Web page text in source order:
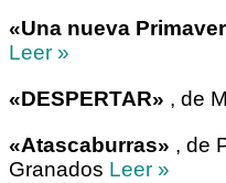
«Una nueva
Leer »
«DESPERTAR» , de
«Atascaburras» , de
Granados Leer »